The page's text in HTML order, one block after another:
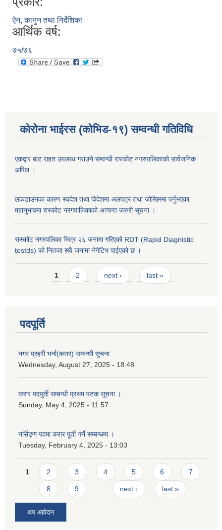
ऐन, कानुन तथा निर्देशिका
आर्थिक वर्ष:
७५/७६
कोरोना भाईरस (कोभिड-१९) सम्वन्धी गतिविधि
एकद्वार बाट राहत उपलब्ध गराउने सम्वन्धी रास्कोट नगरपालिकाको सार्वजनिक
अपिल ।
लकडाउनका कारण स्वदेश तथा विदेशमा अलपत्र तथा जोखिममा पर्नुभएका
महानुभावमा रास्कोट नरगपालिकाको अत्यन्त जरुरी सूचना ।
रास्कोट नगरपलिका भित्र २६ जनामा गरिएको RDT (Rapid Diagnistic
testds) को नितजा सवै जनामा नेगेटिभ पाईएको छ ।
Pages1 2 next › last »
पदपूर्ति
नगर प्रहरी भर्ना(करार) सम्बन्धी सुचना
Wednesday, August 27, 2025 - 18:48
करार पदपुर्ती सम्बन्धी प्रथम पटक सूचना ।
Sunday, May 4, 2025 - 11:57
नर्सिङ्ग पदमा करार पूर्ती गर्ने सम्बन्धमा ।
Tuesday, February 4, 2025 - 13:03
Pages
1 2 3 4 5 6 7
8 9 … next › last »
थप आवेदन